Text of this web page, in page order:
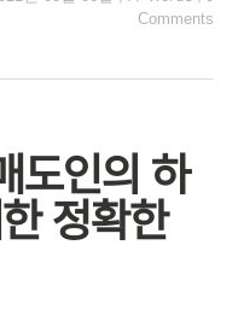
Comments
도인의 하
정확한